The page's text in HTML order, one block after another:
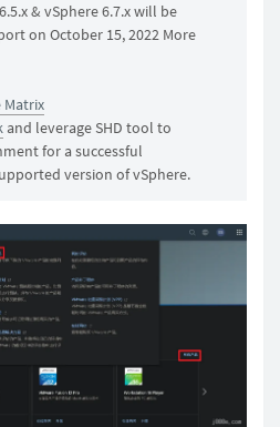
& vSphere 6.7.x will be
on October 15, 2022 More
Matrix
and leverage SHD tool to
for a successful
version of vSphere.